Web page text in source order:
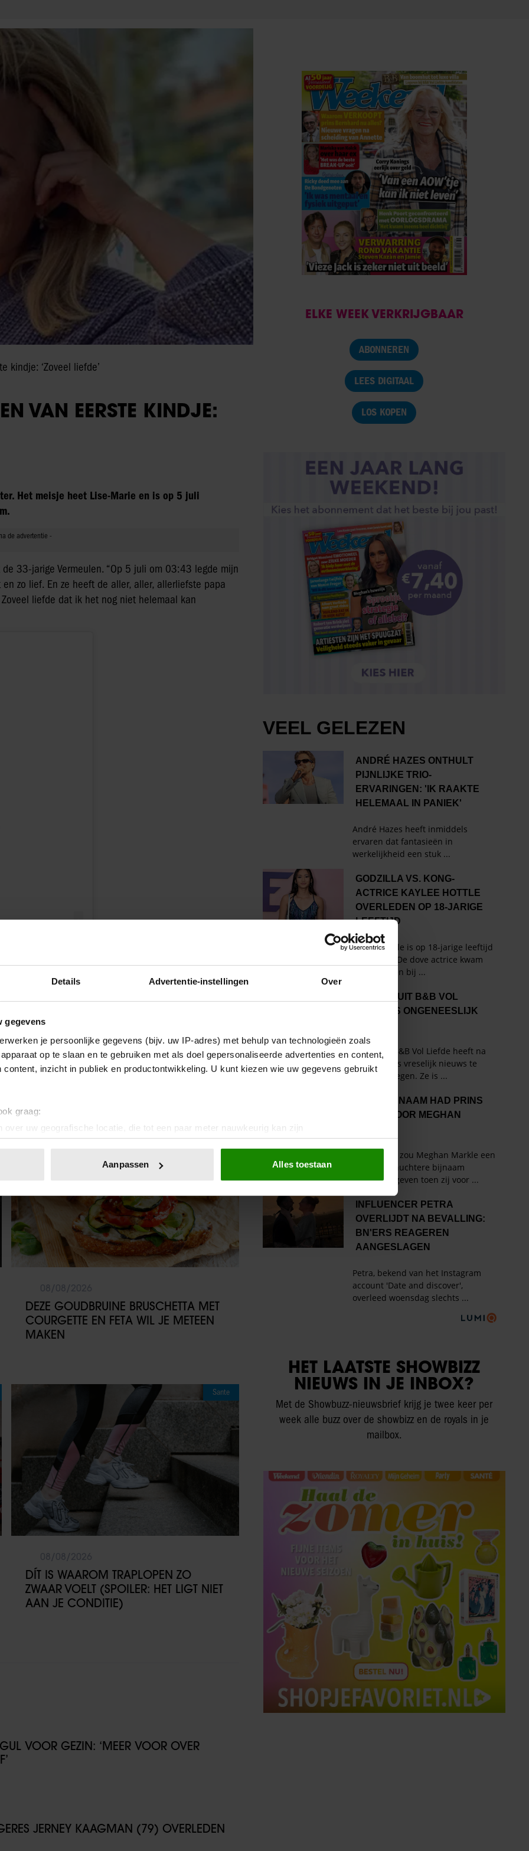
Details Advertentie-instellingen Over
gegevens
je persoonlijke gegevens (bijv. uw IP-adres) met behulp van technologieën zoals
op te slaan en te gebruiken met als doel gepersonaliseerde advertenties en content,
content, inzicht in publiek en productontwikkeling. U kunt kiezen wie uw gegevens gebruikt
graag:
over uw geografische locatie, die tot een paar meter nauwkeurig kan zijn
door het actief te scannen op specifieke eigenschappen (fingerprinting)
of intrekken in de Cookieverklaring.
en advertenties te personaliseren, om functies voor social media te bieden en om ons
Ook delen we informatie over uw gebruik van onze site met onze partners voor social
Deze partners kunnen deze gegevens combineren met andere informatie die u aan ze heeft
op basis van uw gebruik van hun services. U gaat akkoord met onze cookies als u
Aanpassen Alles toestaan
kindje: ‘Zoveel liefde’
VAN EERSTE KINDJE:
Het meisje heet Lise-Marie en is op 5 juli
33-jarige Vermeulen. “Op 5 juli om 03:43 legde mijn
zo lief. En ze heeft de aller, aller, allerliefste papa
liefde dat ik het nog niet helemaal kan
DEZE GOUDBRUINE BRUSCHETTA MET
COURGETTE EN FETA WIL JE METEEN
MAKEN
Sante
DÍT IS WAAROM TRAPLOPEN ZO
ZWAAR VOELT (SPOILER: HET LIGT NIET
AAN JE CONDITIE)
VOOR GEZIN: ‘MEER VOOR OVER
JERNEY KAAGMAN (79) OVERLEDEN
ELKE WEEK VERKRIJGBAAR
ABONNEREN
LEES DIGITAAL
LOS KOPEN
HET LAATSTE SHOWBIZZ
NIEUWS IN JE INBOX?
Met de Showbuzz-nieuwsbrief krijg je twee keer per
week alle buzz over de showbizz en de royals in je
mailbox.